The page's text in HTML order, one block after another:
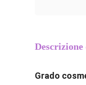
Grado